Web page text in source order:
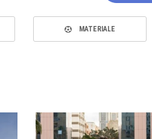
MATERIALE